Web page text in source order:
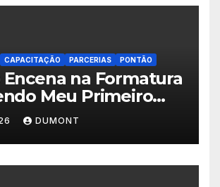
CAPACITAÇÃO PARCERIAS PONTÃO
na Formatura
Meu Primeiro
Degase Belford
as inscrições
em Nova Iguaçu
DUMONT